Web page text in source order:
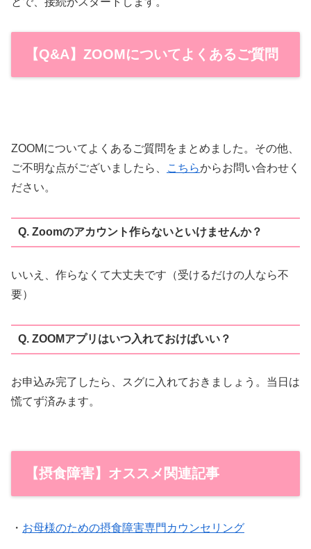
【Q&A】ZOOMについてよくあるご質問
ZOOMについてよくあるご質問をまとめました。その他、
ご不明な点がございましたら、
こちらからお問い合わせく
ださい。
Q. Zoomのアカウント作らないといけませんか？
いいえ、作らなくて大丈夫です（受けるだけの人なら不
要）
Q. ZOOMアプリはいつ入れておけばいい？
お申込み完了したら、スグに入れておきましょう。当日は
慌てず済みます。
【摂食障害】オススメ関連記事
・ お母様のための摂食障害専門カウンセリング